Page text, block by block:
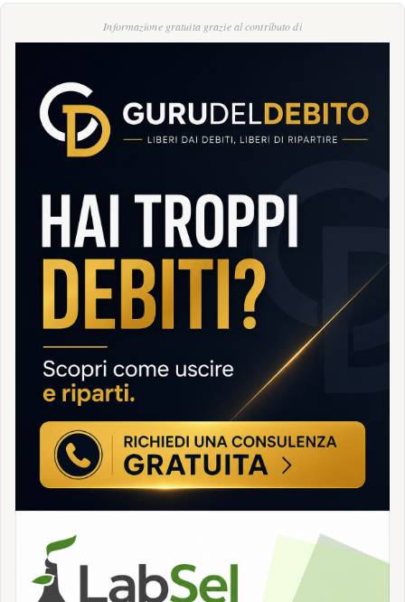
Informazione gratuita grazie al contributo di